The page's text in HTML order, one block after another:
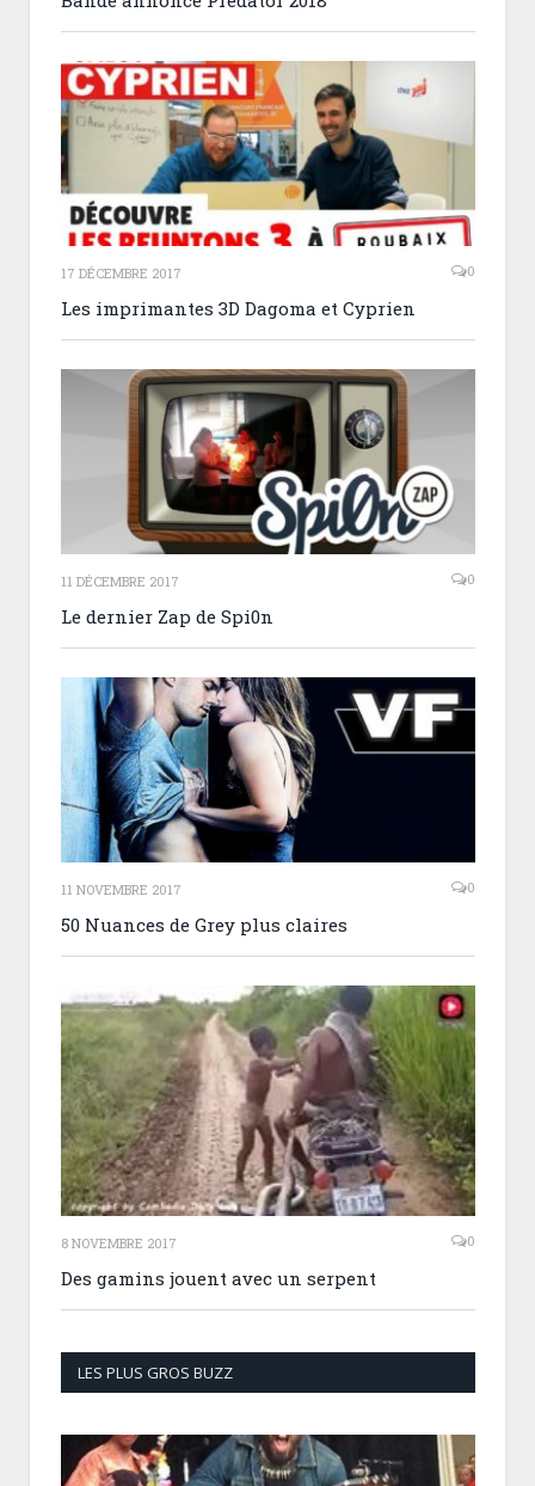
17 DÉCEMBRE 2017 0
Les imprimantes 3D Dagoma et Cyprien
11 DÉCEMBRE 2017 0
Le dernier Zap de Spi0n
11 NOVEMBRE 2017 0
50 Nuances de Grey plus claires
8 NOVEMBRE 2017 0
Des gamins jouent avec un serpent
LES PLUS GROS BUZZ